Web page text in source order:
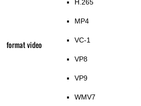
format video
H.265
MP4
VC-1
VP8
VP9
WMV7